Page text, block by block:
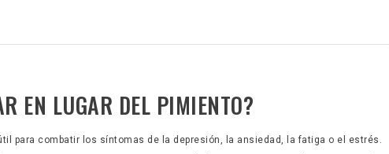
EN LUGAR DEL PIMIENTO?
para combatir los síntomas de la depresión, la ansiedad, la fatiga o el estrés.